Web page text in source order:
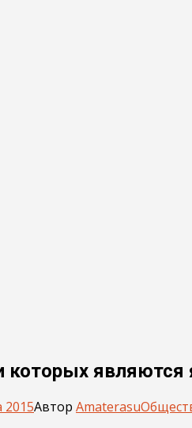
которых
2015Автор Amaterasu